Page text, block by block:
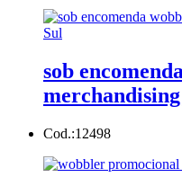
sob
Cod.:12498